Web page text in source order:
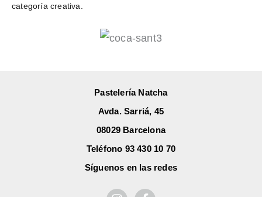
categoría creativa.
Pastelería Natcha
Avda. Sarriá, 45
08029 Barcelona
Teléfono 93 430 10 70
Síguenos en las redes